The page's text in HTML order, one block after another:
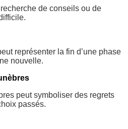
de conseils ou de
représenter la fin d’une phase
nouvelle.
peut symboliser des regrets
passés.